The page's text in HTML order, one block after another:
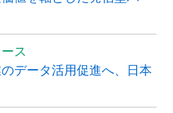
ス
データ活用促進へ、日本